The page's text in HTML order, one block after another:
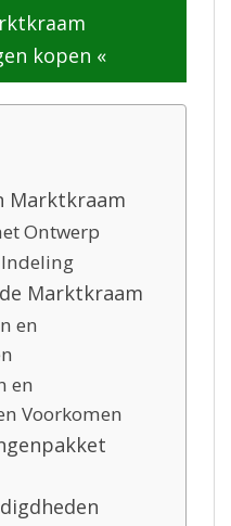
kopen «
Marktkraam
Ontwerp
Marktkraam
en
en
Voorkomen